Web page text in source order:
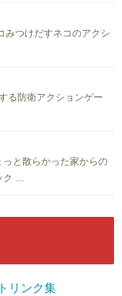
みつけだすネコのアクシ
る防衛アクションゲー
っと散らかった家からの
ク …
リンク集